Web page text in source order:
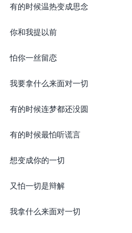
有的时候温热变成思念
你和我提以前
怕你一丝留恋
我要拿什么来面对一切
有的时候连梦都还没圆
有的时候最怕听谎言
想变成你的一切
又怕一切是辩解
我拿什么来面对一切